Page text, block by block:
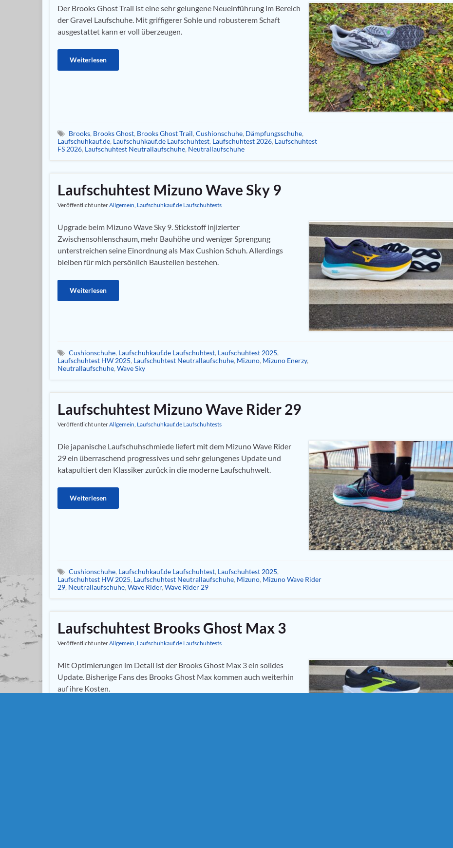
Der Brooks Ghost Trail ist eine sehr gelungene Neueinführung im Bereich
der Gravel Laufschuhe. Mit griffigerer Sohle und robusterem Schaft
ausgestattet kann er voll überzeugen.
Weiterlesen
Brooks, Brooks Ghost, Brooks Ghost Trail, Cushionschuhe, Dämpfungsschuhe,
Laufschuhkauf.de, Laufschuhkauf.de Laufschuhtest, Laufschuhtest 2026, Laufschuhtest
FS 2026, Laufschuhtest Neutrallaufschuhe, Neutrallaufschuhe
Laufschuhtest Mizuno Wave Sky 9
Veröffentlicht unterAllgemein, Laufschuhkauf.de Laufschuhtests
Upgrade beim Mizuno Wave Sky 9. Stickstoff injizierter
Zwischensohlenschaum, mehr Bauhöhe und weniger Sprengung
unterstreichen seine Einordnung als Max Cushion Schuh. Allerdings
bleiben für mich persönlich Baustellen bestehen.
Weiterlesen
Cushionschuhe, Laufschuhkauf.de Laufschuhtest, Laufschuhtest 2025,
Laufschuhtest HW 2025, Laufschuhtest Neutrallaufschuhe, Mizuno, Mizuno Enerzy,
Neutrallaufschuhe, Wave Sky
Laufschuhtest Mizuno Wave Rider 29
Veröffentlicht unterAllgemein Laufschuhkauf.de Laufschuhtests
Die japanische Laufschuhschmiede liefert mit dem Mizuno Wave Rider
29 ein überraschend progressives und sehr gelungenes Update und
katapultiert den Klassiker zurück in die moderne Laufschuhwelt.
Weiterlesen
Cushionschuhe, Laufschuhkauf.de Laufschuhtest, Laufschuhtest 2025,
Laufschuhtest HW 2025, Laufschuhtest Neutrallaufschuhe, Mizuno, Mizuno Wave Rider
29, Neutrallaufschuhe, Wave Rider, Wave Rider 29
Laufschuhtest Brooks Ghost Max 3
Veröffentlicht unterAllgemein, Laufschuhkauf.de Laufschuhtests
Mit Optimierungen im Detail ist der Brooks Ghost Max 3 ein solides
Update. Bisherige Fans des Brooks Ghost Max kommen auch weiterhin
auf ihre Kosten.